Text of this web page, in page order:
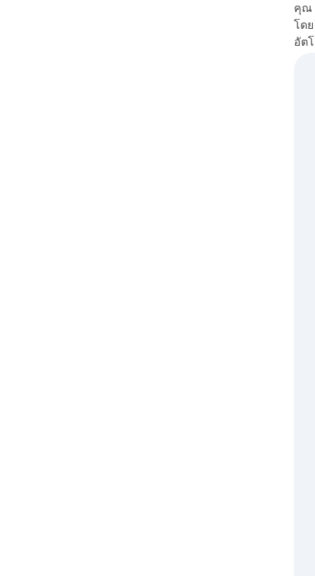
คุณ
โดย
อัต